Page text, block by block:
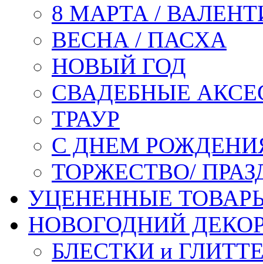
8 МАРТА /
ВЕСНА / ПАСХА
НОВЫЙ ГОД
СВАДЕБНЫЕ
ТРАУР
С ДНЕМ
ТОРЖЕСТВО/
УЦЕНЕННЫЕ
НОВОГОДНИЙ
БЛЕСТКИ и